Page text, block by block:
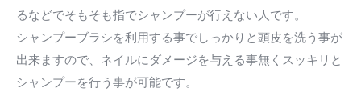
るなどでそもそも指でシャンプーが行えない人です。
シャンプーブラシを利用する事でしっかりと頭皮を洗う事が
出来ますので、ネイルにダメージを与える事無くスッキリと
シャンプーを行う事が可能です。